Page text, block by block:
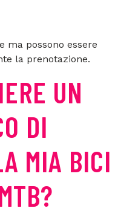
ma possono essere
la prenotazione.
UN
DI
MIA BICI